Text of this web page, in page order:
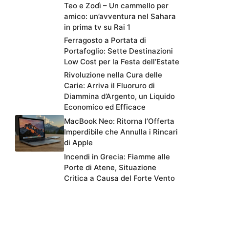
Teo e Zodì – Un cammello per
amico: un’avventura nel Sahara
in prima tv su Rai 1
Ferragosto a Portata di
Portafoglio: Sette Destinazioni
Low Cost per la Festa dell’Estate
Rivoluzione nella Cura delle
Carie: Arriva il Fluoruro di
Diammina d’Argento, un Liquido
Economico ed Efficace
MacBook Neo: Ritorna l’Offerta
Imperdibile che Annulla i Rincari
di Apple
Incendi in Grecia: Fiamme alle
Porte di Atene, Situazione
Critica a Causa del Forte Vento